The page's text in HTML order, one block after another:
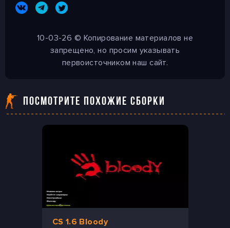
10-03-26 © Копирование материалов не
запрещено, но просим указывать
первоисточником наш сайт.
ПОСМОТРИТЕ ПОХОЖИЕ СБОРКИ
CS 1.6 Bloody